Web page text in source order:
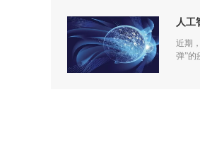
人工
近期
弹”的